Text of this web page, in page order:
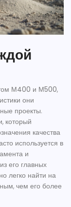
М400 и М500,
они
проекты.
который
качества
используется в
и
его главных
легко найти на
чем его более